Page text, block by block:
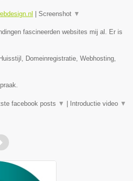
Screenshot ▼
fascineerden websites mij al. Er is
Domeinregistratie, Webhosting,
facebook posts ▼ Introductie video ▼